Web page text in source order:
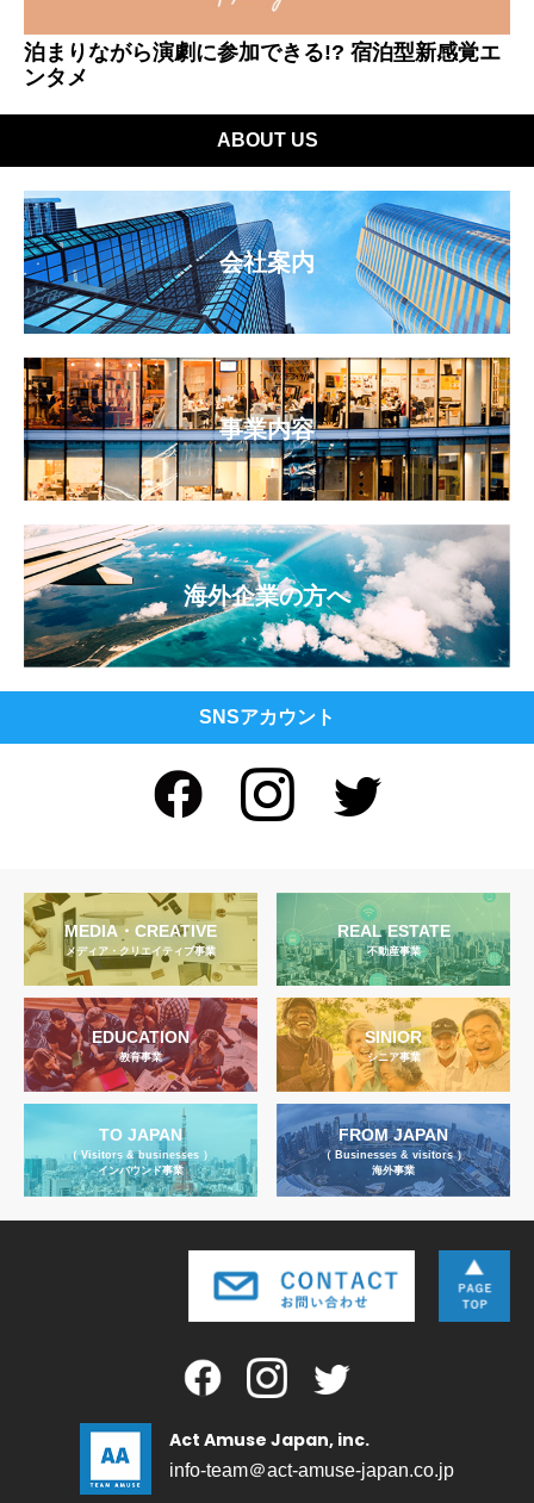
泊まりながら演劇に参加できる!? 宿泊型新感覚エ
ンタメ
ABOUT US
会社案内
事業内容
海外企業の方へ
SNSアカウント
MEDIA・CREATIVE
メディア・クリエイティブ事業
REAL ESTATE
不動産事業
EDUCATION
教育事業
SINIOR
シニア事業
TO JAPAN
（ Visitors & businesses ）
インバウンド事業
FROM JAPAN
（ Businesses & visitors ）
海外事業
Act Amuse Japan, inc.
info-team＠act-amuse-japan.co.jp